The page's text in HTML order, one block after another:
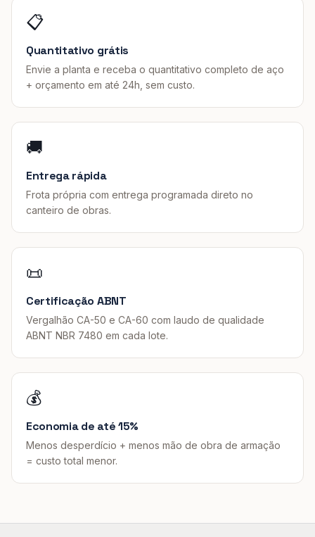
📋
Quantitativo grátis
Envie a planta e receba o quantitativo completo de aço
+ orçamento em até 24h, sem custo.
🚚
Entrega rápida
Frota própria com entrega programada direto no
canteiro de obras.
📜
Certificação ABNT
Vergalhão CA-50 e CA-60 com laudo de qualidade
ABNT NBR 7480 em cada lote.
💰
Economia de até 15%
Menos desperdício + menos mão de obra de armação
= custo total menor.